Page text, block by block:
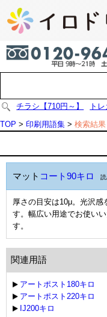
チラシ【710円～】
ト
TOP > 印刷用語集 > 検索結果
マット コート90キロ 読
厚さの目安は10μ。光沢
す。幅広い用途でお使い
す。
関連用語
アートポスト180キロ
アートポスト220キロ
IJ200キロ